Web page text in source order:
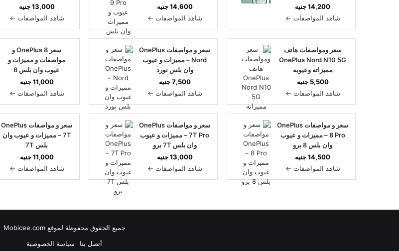
14,200 جنيه
شاهد المواصفات ←
14,600 جنيه
شاهد المواصفات ←
13,000 جنيه
شاهد المواصفات ←
سعر ومواصفات هاتف
OnePlus Nord N10 5G
مميزاته وعيوبه
5,500 جنيه
شاهد المواصفات ←
سعر و مواصفات OnePlus
Nord – مميزات و عيوب
وان بلس نورد
7,500 جنيه
شاهد المواصفات ←
سعر OnePlus 8 و
مواصفات و مميزات و
عيوب وان بلس 8
11,000 جنيه
شاهد المواصفات ←
سعر و مواصفات OnePlus
8 Pro – مميزات و عيوب
وان بلس 8 برو
14,500 جنيه
شاهد المواصفات ←
سعر و مواصفات OnePlus
7T Pro – مميزات و عيوب
وان بلس 7T برو
13,000 جنيه
شاهد المواصفات ←
سعر و مواصفات OnePlus
7T – مميزات و عيوب وان
بلس 7T
11,000 جنيه
شاهد المواصفات ←
جميع الحقوق محفوظة لموقع Mobicee.com
أتصل بنا
سياسة الخصوصية